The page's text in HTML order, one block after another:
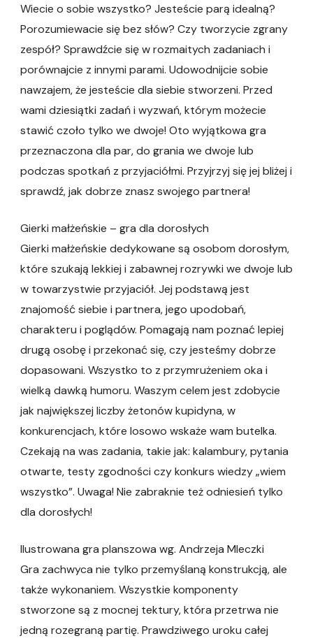
Wiecie o sobie wszystko? Jesteście parą idealną?
Porozumiewacie się bez słów? Czy tworzycie zgrany
zespół? Sprawdźcie się w rozmaitych zadaniach i
porównajcie z innymi parami. Udowodnijcie sobie
nawzajem, że jesteście dla siebie stworzeni. Przed
wami dziesiątki zadań i wyzwań, którym możecie
stawić czoło tylko we dwoje! Oto wyjątkowa gra
przeznaczona dla par, do grania we dwoje lub
podczas spotkań z przyjaciółmi. Przyjrzyj się jej bliżej i
sprawdź, jak dobrze znasz swojego partnera!
Gierki małżeńskie – gra dla dorosłych
Gierki małżeńskie dedykowane są osobom dorosłym,
które szukają lekkiej i zabawnej rozrywki we dwoje lub
w towarzystwie przyjaciół. Jej podstawą jest
znajomość siebie i partnera, jego upodobań,
charakteru i poglądów. Pomagają nam poznać lepiej
drugą osobę i przekonać się, czy jesteśmy dobrze
dopasowani. Wszystko to z przymrużeniem oka i
wielką dawką humoru. Waszym celem jest zdobycie
jak największej liczby żetonów kupidyna, w
konkurencjach, które losowo wskaże wam butelka.
Czekają na was zadania, takie jak: kalambury, pytania
otwarte, testy zgodności czy konkurs wiedzy „wiem
wszystko”. Uwaga! Nie zabraknie też odniesień tylko
dla dorosłych!
Ilustrowana gra planszowa wg. Andrzeja Mleczki
Gra zachwyca nie tylko przemyślaną konstrukcją, ale
także wykonaniem. Wszystkie komponenty
stworzone są z mocnej tektury, która przetrwa nie
jedną rozegraną partię. Prawdziwego uroku całej